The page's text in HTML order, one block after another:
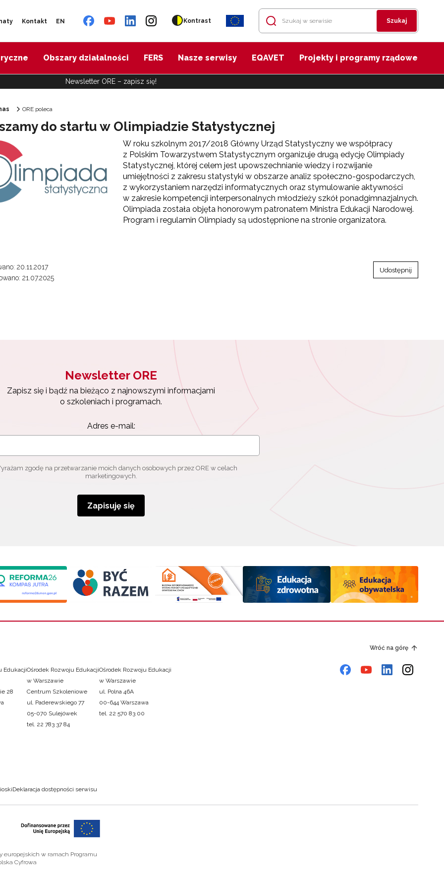
Kontakt EN Kontrast Szukaj
Obszary działalności FERS Nasze serwisy EQAVET Projekty i programy rządowe
Newsletter ORE – zapisz się!
Rozwoju Edukacji"
ORE poleca
do startu w Olimpiadzie Statystycznej
W roku szkolnym 2017/2018 Główny Urząd Statystyczny we współpracy
z Polskim Towarzystwem Statystycznym organizuje drugą edycję Olimpiady
Statystycznej, której celem jest upowszechnianie wiedzy i rozwijanie
umiejętności z zakresu statystyki w obszarze analiz społeczno-gospodarczych,
z wykorzystaniem narzędzi informatycznych oraz stymulowanie aktywności
w zakresie kompetencji interpersonalnych młodzieży szkół ponadgimnazjalnych.
Olimpiada została objęta honorowym patronatem Ministra Edukacji Narodowej.
Program i regulamin Olimpiady są udostępnione na stronie organizatora.
20.11.2017
21.07.2025
Udostępnij
Newsletter ORE
Zapisz się i bądź na bieżąco z najnowszymi informacjami
o szkoleniach i programach.
Adres e-mail:
zgodę na przetwarzanie moich danych osobowych przez ORE w celach
marketingowych.
Zapisuję się
Wróć na górę
Edukacji
28
Ośrodek Rozwoju Edukacji
w Warszawie
Centrum Szkoleniowe
ul. Paderewskiego 77
05-070 Sulejówek
tel. 22 783 37 84
Ośrodek Rozwoju Edukacji
w Warszawie
ul. Polna 46A
00-644 Warszawa
tel. 22 570 83 00
Deklaracja dostępności serwisu
europejskich w ramach Programu
Cyfrowa